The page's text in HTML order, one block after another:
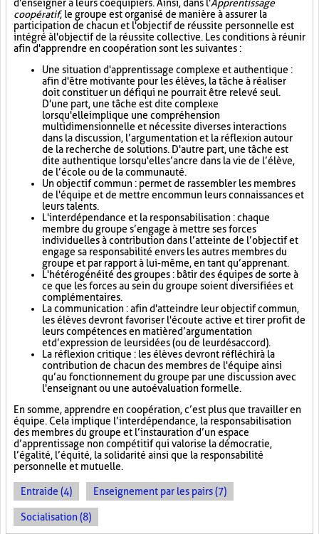
d'enseigner à leurs coéquipiers. Ainsi, dans l'Apprentissage
coopératif, le groupe est organisé de manière à assurer la
participation de chacun et l'objectif de réussite personnelle est
intégré à l'objectif de la réussite collective. Les conditions à réunir
afin d'apprendre en coopération sont les suivantes :
Une situation d'apprentissage complexe et authentique :
afin d'être motivante pour les élèves, la tâche à réaliser
doit constituer un défi qui ne pourrait être relevé seul.
D'une part, une tâche est dite complexe
lorsqu'elle implique une compréhension
multidimensionnelle et nécessite diverses interactions
dans la discussion, l’argumentation et la réflexion autour
de la recherche de solutions. D'autre part, une tâche est
dite authentique lorsqu'elle s’ancre dans la vie de l’élève,
de l’école ou de la communauté.
Un objectif commun : permet de rassembler les membres
de l'équipe et de mettre en commun leurs connaissances et
leurs talents.
L'interdépendance et la responsabilisation : chaque
membre du groupe s’engage à mettre ses forces
individuelles à contribution dans l’atteinte de l’objectif et
engage sa responsabilité envers les autres membres du
groupe et par rapport à lui-même, en tant qu’apprenant.
L'hétérogénéité des groupes : bâtir des équipes de sorte à
ce que les forces au sein du groupe soient diversifiées et
complémentaires.
La communication : afin d'atteindre leur objectif commun,
les élèves devront favoriser l'écoute active et tirer profit de
leurs compétences en matière d’argumentation
et d’expression de leurs idées (ou de leur désaccord).
La réflexion critique : les élèves devront réfléchir à la
contribution de chacun des membres de l'équipe ainsi
qu’au fonctionnement du groupe par une discussion avec
l'enseignant ou une autoévaluation formelle.
En somme, apprendre en coopération, c’est plus que travailler en
équipe. Cela implique l’interdépendance, la responsabilisation
des membres du groupe et l’instauration d’un espace
d’apprentissage non compétitif qui valorise la démocratie,
l’égalité, l’équité, la solidarité ainsi que la responsabilité
personnelle et mutuelle.
Entraide (4) Enseignement par les pairs (7)
Socialisation (8)